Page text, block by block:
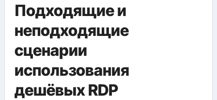
Подходящие и
неподходящие
сценарии
использования
дешёвых RDP